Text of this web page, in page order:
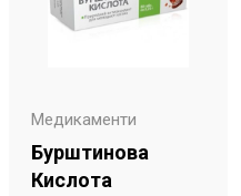
Медикаменти
Бурштинова
Кислота